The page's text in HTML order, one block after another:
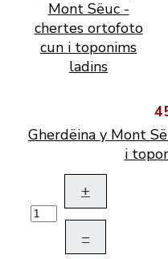
Gherdëina y Mont
i
+
–